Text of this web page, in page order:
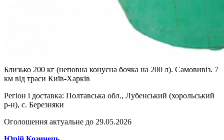
Близько 200 кг (неповна конусна бочка на 200 л). Самовивіз. 7
км від траси Київ-Харків
Регіон і доставка: Полтавська обл., Лубенський (хорольський
р-н), с. Березняки
Оголошення актуальне до 29.05.2026